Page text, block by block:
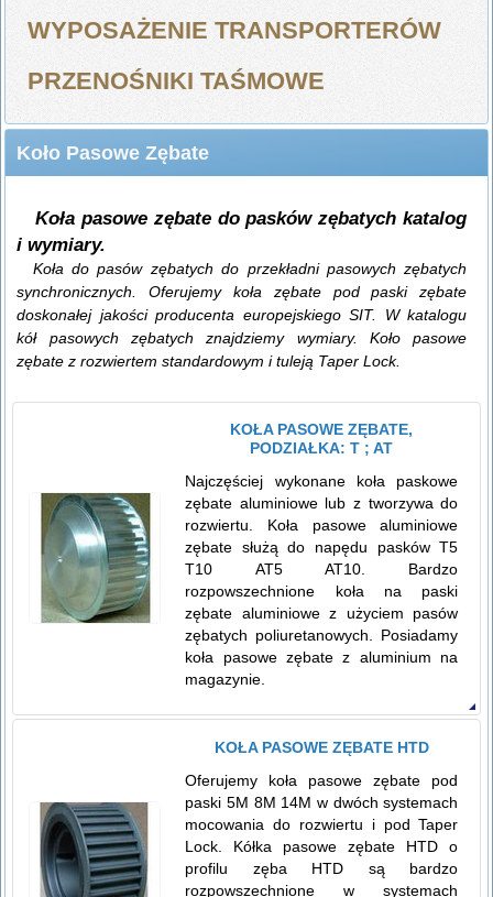
WYPOSAŻENIE TRANSPORTERÓW
PRZENOŚNIKI TAŚMOWE
Koło Pasowe Zębate
Koła pasowe zębate do pasków zębatych katalog
i wymiary.
Koła do pasów zębatych do przekładni pasowych zębatych
synchronicznych. Oferujemy koła zębate pod paski zębate
doskonałej jakości producenta europejskiego SIT. W katalogu
kół pasowych zębatych znajdziemy wymiary. Koło pasowe
zębate z rozwiertem standardowym i tuleją Taper Lock.
KOŁA PASOWE ZĘBATE,
PODZIAŁKA: T ; AT
Najczęściej wykonane koła paskowe
zębate aluminiowe lub z tworzywa do
rozwiertu. Koła pasowe aluminiowe
zębate służą do napędu pasków T5
T10 AT5 AT10. Bardzo
rozpowszechnione koła na paski
zębate aluminiowe z użyciem pasów
zębatych poliuretanowych. Posiadamy
koła pasowe zębate z aluminium na
magazynie.
KOŁA PASOWE ZĘBATE HTD
Oferujemy koła pasowe zębate pod
paski 5M 8M 14M w dwóch systemach
mocowania do rozwiertu i pod Taper
Lock. Kółka pasowe zębate HTD o
profilu zęba HTD są bardzo
rozpowszechnione w systemach